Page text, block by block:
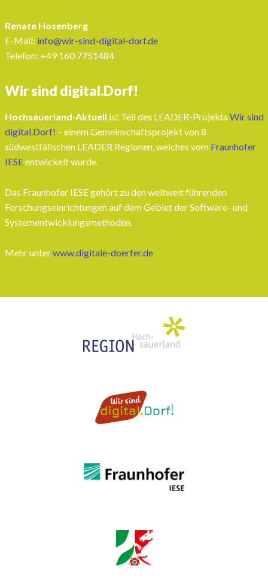
Renate Hosenberg
E-Mail: info@wir-sind-digital-dorf.de
Telefon: ‭+49 160 7751484‬
Wir sind digital.Dorf!
Hochsauerland-Aktuell ist Teil des LEADER-Projekts Wir sind
digital.Dorf! – einem Gemeinschaftsprojekt von 8
südwestfälischen LEADER Regionen, welches vom Fraunhofer
IESEentwickelt wurde.
Das Fraunhofer IESE gehört zu den weltweit führenden
Forschungseinrichtungen auf dem Gebiet der Software- und
Systementwicklungsmethoden.
Mehr unterwww.digitale-doerfer.de